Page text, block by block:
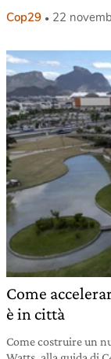
Cop29 22
Come
è in città
Come costruire un